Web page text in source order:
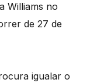
Williams no
de 27 de
igualar o